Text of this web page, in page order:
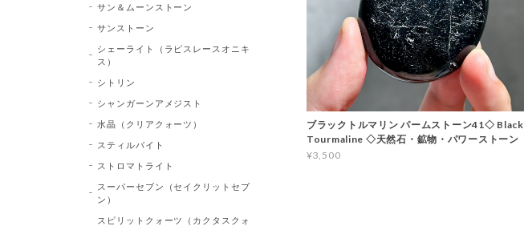
ブラックトルマリン パームストーン41◇ Black
Tourmaline ◇天然石・鉱物・パワーストーン
¥3,500
サン＆ムーンストーン
サンストーン
シェーライト（ラピスレースオニキ
ス）
シトリン
シャンガーンアメジスト
水晶（クリアクォーツ）
スティルバイト
ストロマトライト
スーパーセブン（セイクリットセブ
ン）
スピリットクォーツ（カクタスクォ